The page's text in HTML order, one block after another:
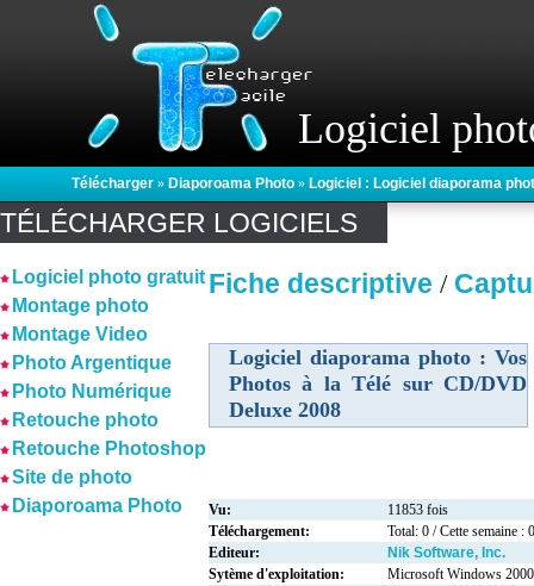
Logiciel
Télécharger » Diaporoama Photo » Logiciel : Logiciel diaporama
TÉLÉCHARGER LOGICIELS
Logiciel photo gratuit
Montage photo
Montage Video
Photo Argentique
Photo Numérique
Retouche photo
Retouche Photoshop
Site de photo
Diaporoama Photo
Fiche descriptive /
Logiciel diaporama photo : Vos
Photos à la Télé sur CD/DVD
Deluxe 2008
Vu:
11853 fois
Téléchargement:
Total: 0 / Cette semaine : 0
Editeur:
Nik Software, Inc.
Sytème d'exploitation:
Microsoft Windows